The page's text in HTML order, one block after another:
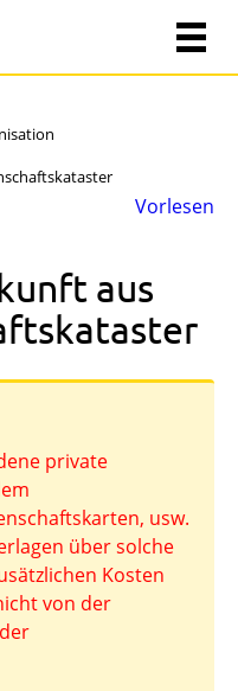
Vorlesen
aus
private
usw.
über solche
Kosten
von der